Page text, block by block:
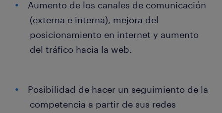
Aumento de los canales de comunicación
(externa e interna), mejora del
posicionamiento en internet y aumento
del tráfico hacia la web.
Posibilidad de hacer un seguimiento de la
competencia a partir de sus redes